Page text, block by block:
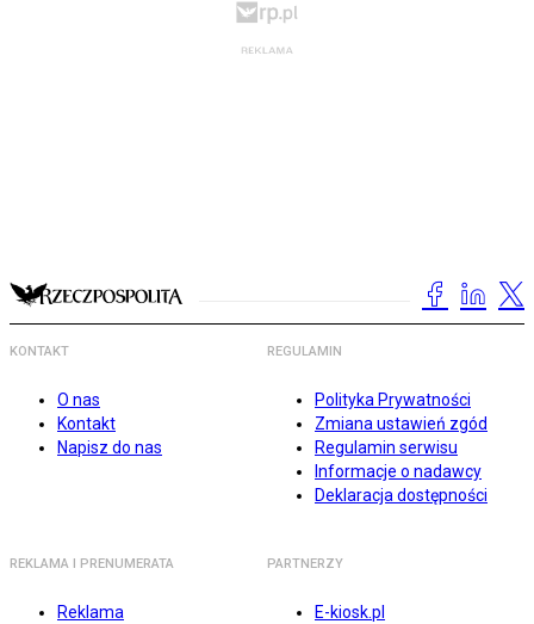
KONTAKT
O nas
Kontakt
Napisz do nas
REGULAMIN
Polityka Prywatności
Zmiana ustawień zgód
Regulamin serwisu
Informacje o nadawcy
Deklaracja dostępności
REKLAMA I PRENUMERATA
Reklama
PARTNERZY
E-kiosk.pl